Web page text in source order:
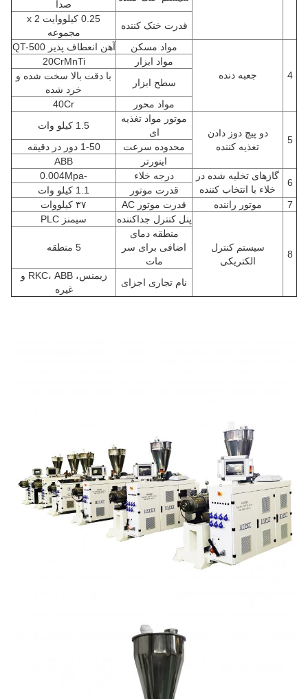
صدا
قدرت خنک کننده
0.25 کيلووايت x 2
مجموعه
4 جعبه دنده
مواد مسکن
آهن انعطاف پذیر QT-500
مواد ابزار
20CrMnTi
سطح ابزار
با دقت بالا سخت شده و
خرد شده
مواد محور
40Cr
5
دو پیچ دوز دادن
تغذیه کننده
موتور مواد تغذیه
ای
1.5 کیلو وات
محدوده سرعت
1-50 دور در دقیقه
اینورتر
ABB
6
گازهای تخلیه شده در
خلاء با انتخاب کننده
درجه خلاء
قدرت موتور
1.1 کیلو وات
7
موتور راننده قدرت موتور AC ۳۷ کیلووات
8
سیستم کنترل
الکتریکی
پنل کنترل جداکننده
سیمنز PLC
منطقه دمای
اضافی برای سر
مات
5 منطقه
نام تجاری اجزای
زیمنس، RKC، ABB و
غیره